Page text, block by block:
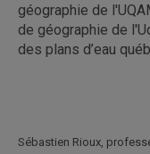
géographie de
de géographie de
des plans d’eau
Sébastien Rioux,